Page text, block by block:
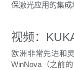
保激光应用的集成
视频：
欧洲非常先进和
WinNova（之前